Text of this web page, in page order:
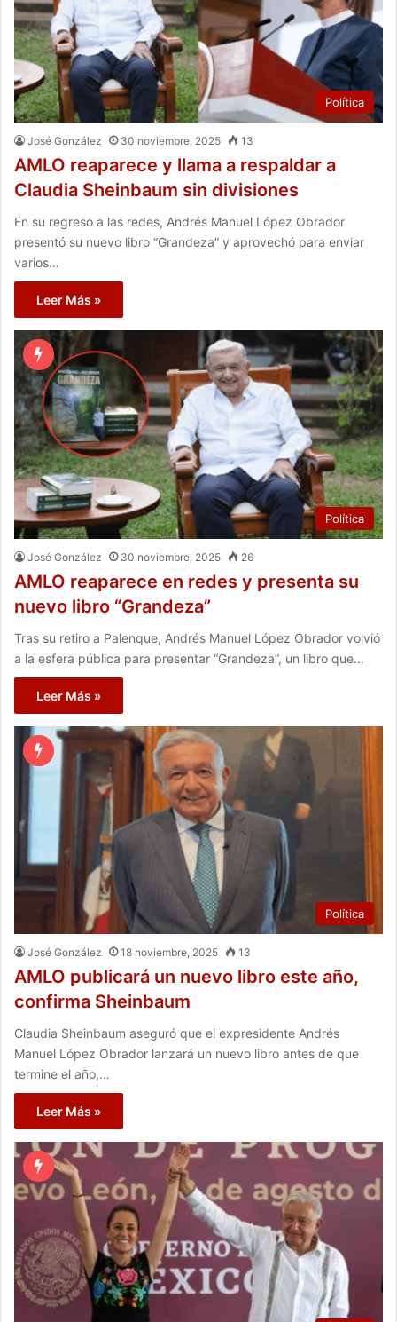
Política
José González 30 noviembre, 2025 13
AMLO reaparece y llama a respaldar a
Claudia Sheinbaum sin divisiones
En su regreso a las redes, Andrés Manuel López Obrador
presentó su nuevo libro “Grandeza” y aprovechó para enviar
varios…
Leer Más »
Política
José González 30 noviembre, 2025 26
AMLO reaparece en redes y presenta su
nuevo libro “Grandeza”
Tras su retiro a Palenque, Andrés Manuel López Obrador volvió
a la esfera pública para presentar “Grandeza”, un libro que…
Leer Más »
Política
José González 18 noviembre, 2025 13
AMLO publicará un nuevo libro este año,
confirma Sheinbaum
Claudia Sheinbaum aseguró que el expresidente Andrés
Manuel López Obrador lanzará un nuevo libro antes de que
termine el año,…
Leer Más »